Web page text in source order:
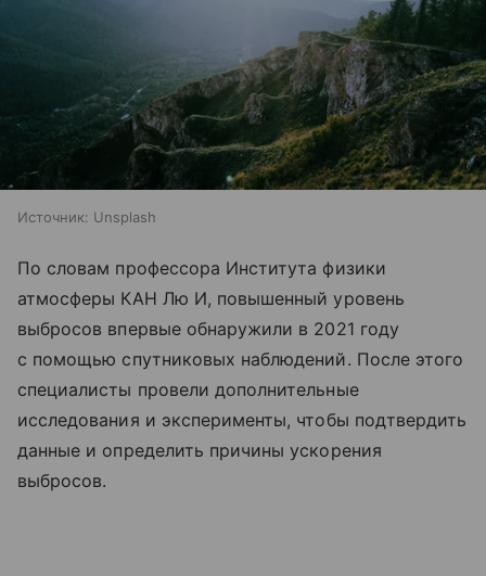
Источник: Unsplash
По словам профессора Института физики
атмосферы КАН Лю И, повышенный уровень
выбросов впервые обнаружили в 2021 году
с помощью спутниковых наблюдений. После этого
специалисты провели дополнительные
исследования и эксперименты, чтобы подтвердить
данные и определить причины ускорения
выбросов.